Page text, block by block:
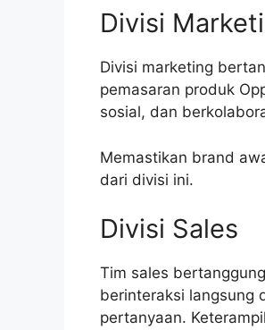
Divisi
Divisi marketing
pemasaran produk
sosial, dan
Memastikan brand
dari divisi ini.
Divisi Sales
Tim sales
berinteraksi langsung
pertanyaan.